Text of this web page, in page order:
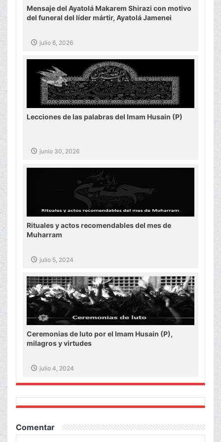
Mensaje del Ayatolá Makarem Shirazi con motivo
del funeral del líder mártir, Ayatolá Jamenei
julio 6, 2026
Lecciones de las palabras del Imam Husain (P)
junio 30, 2026
Rituales y actos recomendables del mes de
Muharram
julio 5, 2024
Ceremonias de luto por el Imam Husain (P),
milagros y virtudes
julio 4, 2024
Comentar